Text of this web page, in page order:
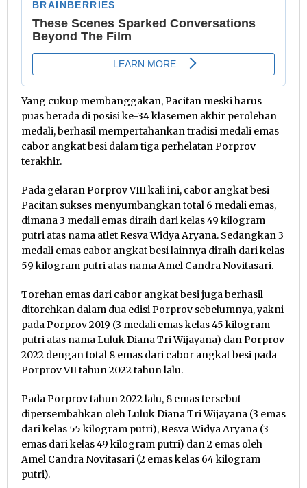
Yang cukup membanggakan, Pacitan meski harus
puas berada di posisi ke-34 klasemen akhir perolehan
medali, berhasil mempertahankan tradisi medali emas
cabor angkat besi dalam tiga perhelatan Porprov
terakhir.
Pada gelaran Porprov VIII kali ini, cabor angkat besi
Pacitan sukses menyumbangkan total 6 medali emas,
dimana 3 medali emas diraih dari kelas 49 kilogram
putri atas nama atlet Resva Widya Aryana. Sedangkan 3
medali emas cabor angkat besi lainnya diraih dari kelas
59 kilogram putri atas nama Amel Candra Novitasari.
Torehan emas dari cabor angkat besi juga berhasil
ditorehkan dalam dua edisi Porprov sebelumnya, yakni
pada Porprov 2019 (3 medali emas kelas 45 kilogram
putri atas nama Luluk Diana Tri Wijayana) dan Porprov
2022 dengan total 8 emas dari cabor angkat besi pada
Porprov VII tahun 2022 tahun lalu.
Pada Porprov tahun 2022 lalu, 8 emas tersebut
dipersembahkan oleh Luluk Diana Tri Wijayana (3 emas
dari kelas 55 kilogram putri), Resva Widya Aryana (3
emas dari kelas 49 kilogram putri) dan 2 emas oleh
Amel Candra Novitasari (2 emas kelas 64 kilogram
putri).